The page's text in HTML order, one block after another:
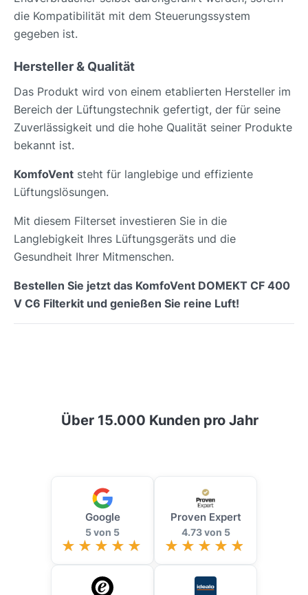
die Kompatibilität mit dem Steuerungssystem
gegeben ist.
Hersteller & Qualität
Das Produkt wird von einem etablierten Hersteller im
Bereich der Lüftungstechnik gefertigt, der für seine
Zuverlässigkeit und die hohe Qualität seiner Produkte
bekannt ist.
KomfoVent steht für langlebige und effiziente
Lüftungslösungen.
Mit diesem Filterset investieren Sie in die
Langlebigkeit Ihres Lüftungsgeräts und die
Gesundheit Ihrer Mitmenschen.
Bestellen Sie jetzt das KomfoVent DOMEKT CF 400
V C6 Filterkit und genießen Sie reine Luft!
Über 15.000 Kunden pro Jahr
Google
5 von 5
Proven Expert
4.73 von 5